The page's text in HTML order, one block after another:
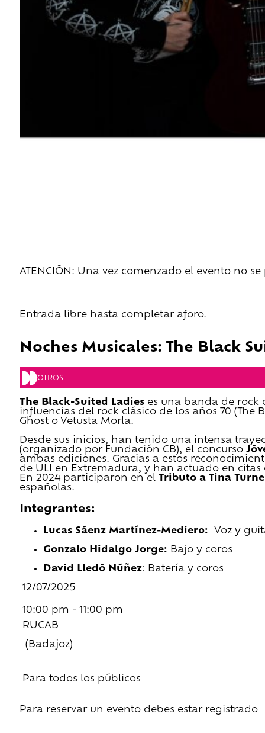
ATENCIÓN: Una vez comenzado el evento no
Entrada libre hasta completar aforo.
Noches Musicales: The Black
OTROS
The Black-Suited Ladies es una banda de rock
influencias del rock clásico de los años 70 (The
Ghost o Vetusta Morla.
Desde sus inicios, han tenido una intensa
(organizado por Fundación CB), el concurso
ambas ediciones. Gracias a estos
de ULI en Extremadura, y han actuado en
En 2024 participaron en el Tributo a Tina
españolas.
Integrantes:
Lucas Sáenz Martínez-Mediero:
Voz y
Gonzalo Hidalgo Jorge: Bajo y coros
David Lledó Núñez: Batería y coros
12/07/2025
10:00 pm - 11:00 pm
RUCAB
(Badajoz)
Para todos los públicos
Para reservar un evento debes estar registrado